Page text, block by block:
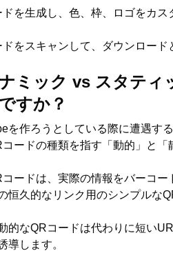
を生成し、色、枠、ロゴをカス
をスキャンして、ダウンロード
ミック vs スタティ
すか？
を作ろうとしている際に遭遇す
ードの種類を指す「動的」と「
コードは、実際の情報をバーコ
恒久的なリンク用のシンプルな
的なQRコードは代わりに短い
導します。